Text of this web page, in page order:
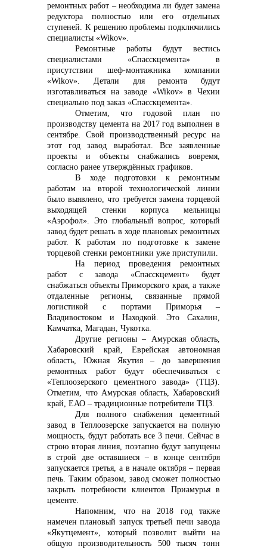
+7 (423) 234 50 50
info@vostokcement.ru
ремонтных работ – необходима ли будет замена
редуктора полностью или его отдельных
ступеней. К решению проблемы подключились
специалисты «Wikov».
Ремонтные работы будут вестись
специалистами «Спасскцемента» в
присутствии шеф-монтажника компании
«Wikov». Детали для ремонта будут
изготавливаться на заводе «Wikov» в Чехии
специально под заказ «Спасскцемента».
Отметим, что годовой план по
производству цемента на 2017 год выполнен в
сентябре. Свой производственный ресурс на
этот год завод выработал. Все заявленные
проекты и объекты снабжались вовремя,
согласно ранее утверждённых графиков.
В ходе подготовки к ремонтным
работам на второй технологической линии
было выявлено, что требуется замена торцевой
выходящей стенки корпуса мельницы
«Аэрофол». Это глобальный вопрос, который
завод будет решать в ходе плановых ремонтных
работ. К работам по подготовке к замене
торцевой стенки ремонтники уже приступили.
На период проведения ремонтных
работ с завода «Спасскцемент» будет
снабжаться объекты Приморского края, а также
отдаленные регионы, связанные прямой
логистикой с портами Приморья –
Владивостоком и Находкой. Это Сахалин,
Камчатка, Магадан, Чукотка.
Другие регионы – Амурская область,
Хабаровский край, Еврейская автономная
область, Южная Якутия – до завершения
ремонтных работ будут обеспечиваться с
«Теплоозерского цементного завода» (ТЦЗ).
Отметим, что Амурская область, Хабаровский
край, ЕАО – традиционные потребители ТЦЗ.
Для полного снабжения цементный
завод в Теплоозерске запускается на полную
мощность, будут работать все 3 печи. Сейчас в
строю вторая линия, поэтапно будут запущены
в строй две оставшиеся – в конце сентября
запускается третья, а в начале октября – первая
печь. Таким образом, завод сможет полностью
закрыть потребности клиентов Приамурья в
цементе.
Напомним, что на 2018 год также
намечен плановый запуск третьей печи завода
«Якутцемент», который позволит выйти на
общую производительность 500 тысяч тонн